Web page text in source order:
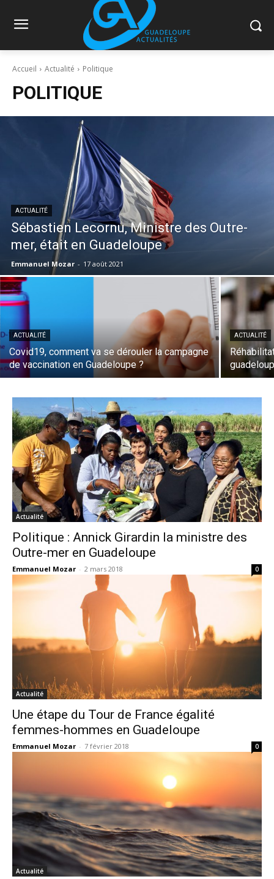
Accueil Actualité Politique
POLITIQUE
ACTUALITÉ
Sébastien Lecornu, Ministre des Outre-
mer, était en Guadeloupe
Emmanuel Mozar - 17 août 2021
ACTUALITÉ
Covid19, comment va se dérouler la campagne
de vaccination en Guadeloupe ?
ACTUALITÉ
Actualité
Politique : Annick Girardin la ministre des
Outre-mer en Guadeloupe
Emmanuel Mozar - 2 mars 2018 0
Actualité
Une étape du Tour de France égalité
femmes-hommes en Guadeloupe
Emmanuel Mozar - 7 février 2018 0
Actualité